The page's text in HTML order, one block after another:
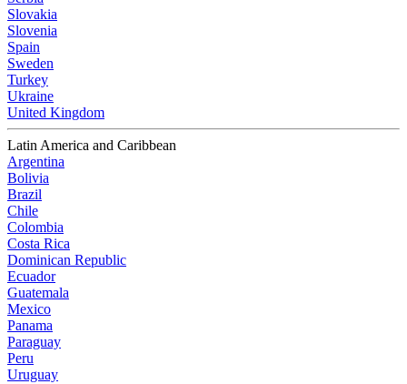
Slovakia
Slovenia
Spain
Sweden
Turkey
Ukraine
United Kingdom
Latin America and Caribbean
Argentina
Bolivia
Brazil
Chile
Colombia
Costa Rica
Dominican Republic
Ecuador
Guatemala
Mexico
Panama
Paraguay
Peru
Uruguay